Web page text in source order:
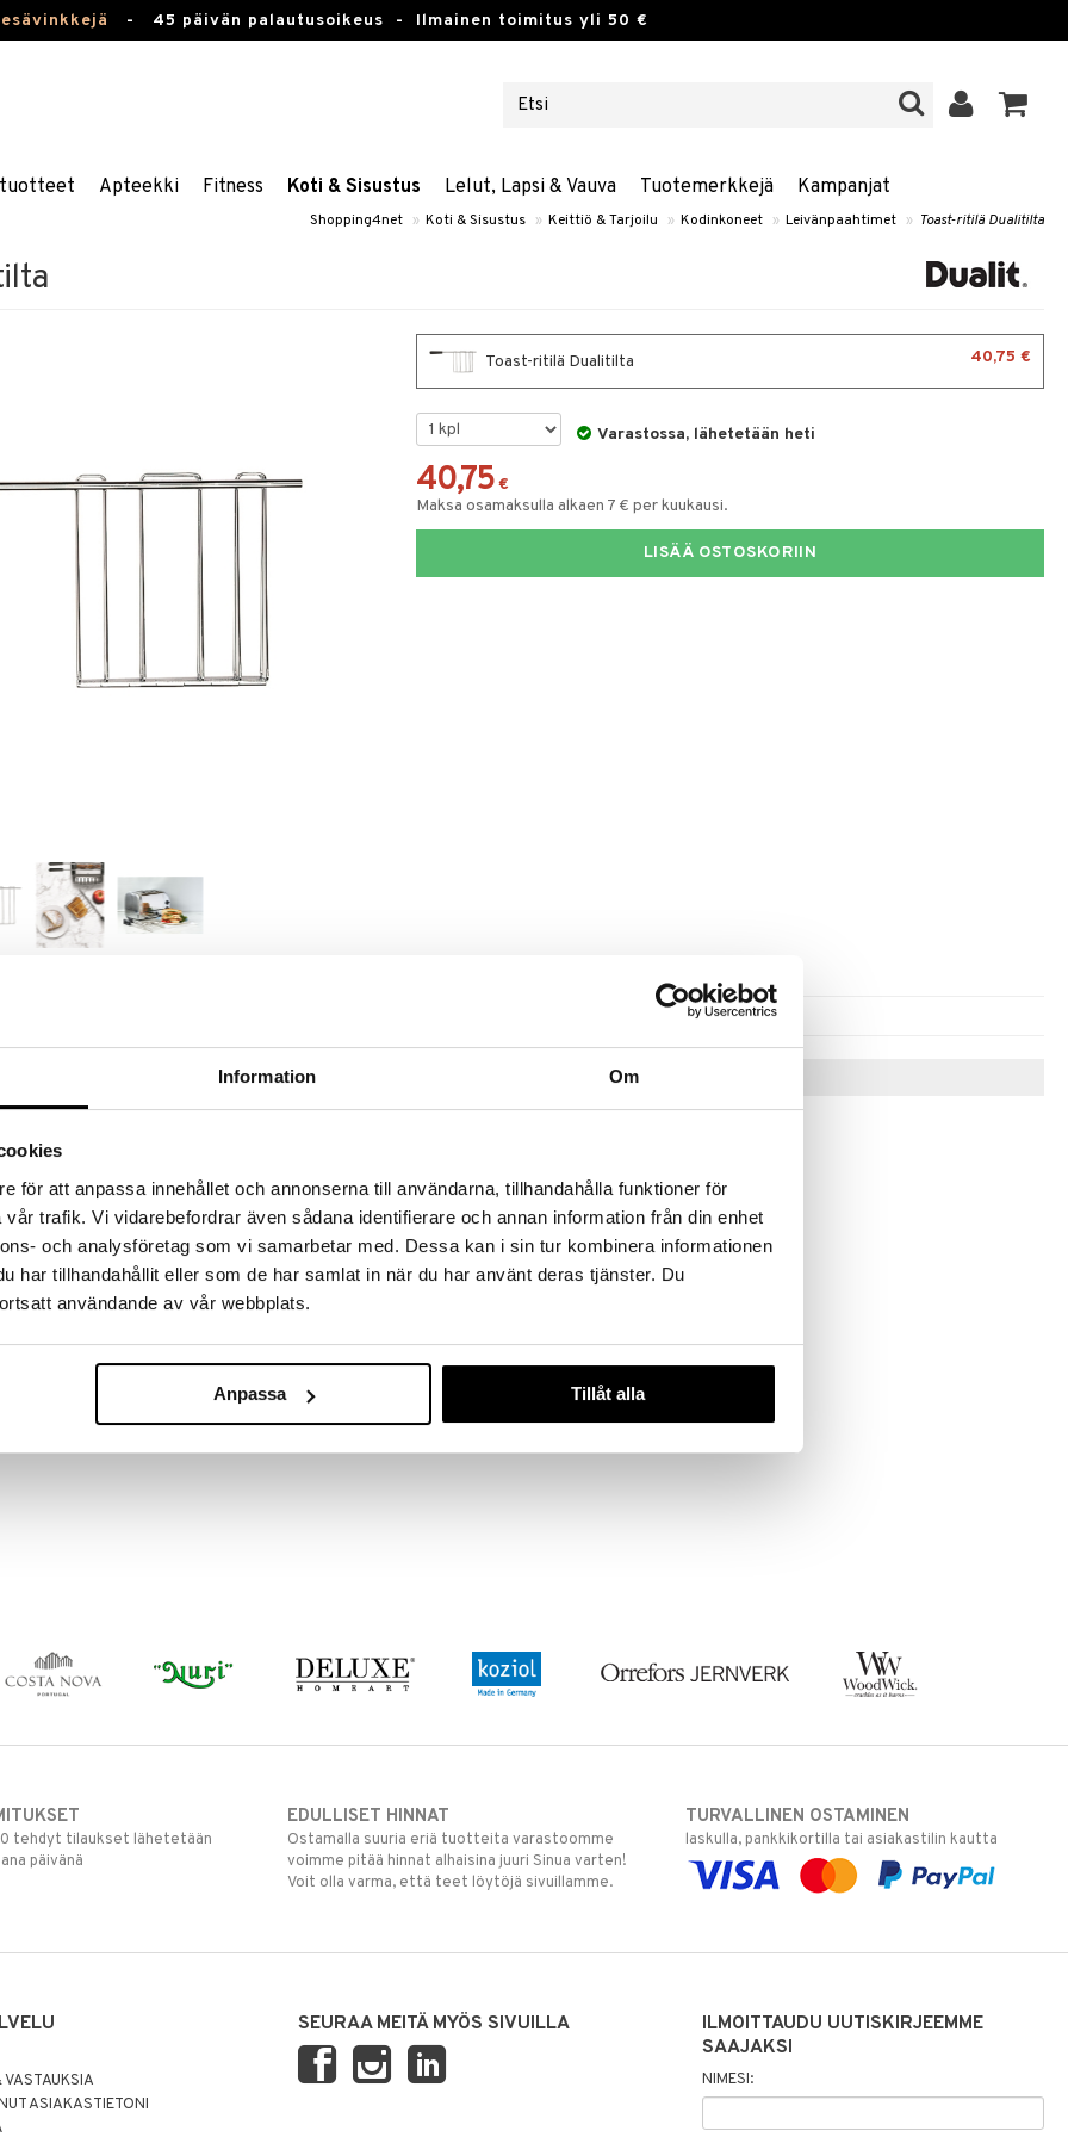
Information Om
för att anpassa innehållet och annonserna till användarna, tillhandahålla funktioner för
trafik. Vi vidarebefordrar även sådana identifierare och annan information från din enhet
och analysföretag som vi samarbetar med. Dessa kan i sin tur kombinera informationen
har tillhandahållit eller som de har samlat in när du har använt deras tjänster. Du
användande av vår webbplats.
Anpassa Tillåt alla
- 45 päivän palautusoikeus - Ilmainen toimitus yli 50 €
Apteekki Fitness Koti & Sisustus Lelut, Lapsi & Vauva Tuotemerkkejä Kampanjat
Shopping4net » Koti & Sisustus » Keittiö & Tarjoilu » Kodinkoneet » Leivänpaahtimet » Toast-ritilä Dualitilta
Toast-ritilä Dualitilta 40,75 €
Varastossa, lähetetään heti
40,75 €
Maksa osamaksulla alkaen 7 € per kuukausi.
LISÄÄ OSTOSKORIIN
löydöt kotiin!
suuren valikoiman jännittäviä tuotteita
31.8.2026 asti mutta ole nopea -
voivat päästä loppumaan!
ale-löydöt »
Leivänpaahdin Classic
309 €
tehdyt tilaukset lähetetään
päivänä
EDULLISET HINNAT
Ostamalla suuria eriä tuotteita varastoomme
voimme pitää hinnat alhaisina juuri Sinua varten!
Voit olla varma, että teet löytöjä sivuillamme.
TURVALLINEN OSTAMINEN
laskulla, pankkikortilla tai asiakastilin kautta
ASIAKASTIETONI
SEURAA MEITÄ MYÖS SIVUILLA
ILMOITTAUDU UUTISKIRJEEMME
SAAJAKSI
NIMESI: